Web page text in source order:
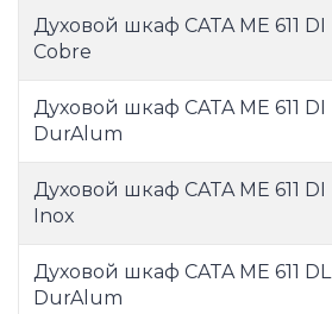
Духовой шкаф CATA ME 611 DI
Cobre
Духовой шкаф CATA ME 611 DI
DurAlum
Духовой шкаф CATA ME 611 DI
Inox
Духовой шкаф CATA ME 611 DL
DurAlum